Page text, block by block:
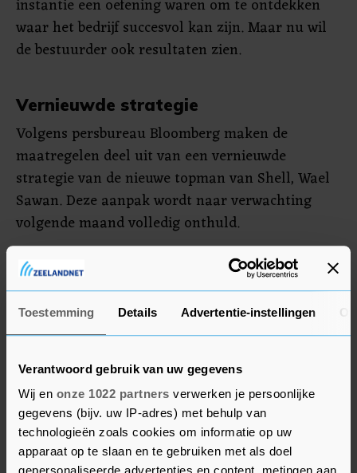
Toestemming Details Advertentie-instellingen
Verantwoord gebruik van uw gegevens
Wij en onze 1022 partners verwerken je persoonlijke
gegevens (bijv. uw IP-adres) met behulp van
technologieën zoals cookies om informatie op uw
apparaat op te slaan en te gebruiken met als doel
instantie een ​​oefening waren om te ontdekken
waar het bedrijf succesvol kan zijn. Maar nu wil
de bestuurder ook resultaten zien.
Vernieuwde strategie
Volgens persbureau Bloomberg maken de
maatregelen deel uit van een vernieuwde
strategie van de nieuwe topman van Shell, Wael
Sawan. Deze aanpak wordt naar verwachting
volgende maand volledig onthuld.
Onder Sawans voorganger Ben van Beurden
groeiden de investeringen in de duurzame
energietak van Shell gestaag. Vorig jaar
bereikten deze een record van 3,5 miljard dollar,
jaar eerder. Maar dit jaar blijft het op hetzelfde
niveau, zei financieel directeur Sinead Gorman
eerder dit jaar.